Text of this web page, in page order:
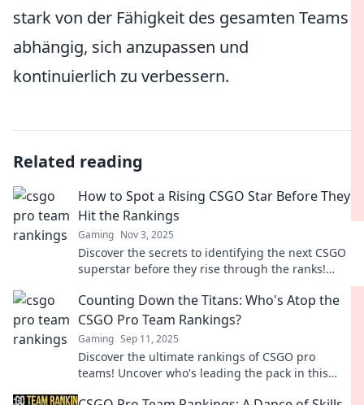
stark von der Fähigkeit des gesamten Teams
abhängig, sich anzupassen und
kontinuierlich zu verbessern.
Related reading
How to Spot a Rising CSGO Star Before They
Hit the Rankings
Gaming Nov 3, 2025
Discover the secrets to identifying the next CSGO
superstar before they rise through the ranks!
Counting Down the Titans: Who's Atop the
CSGO Pro Team Rankings?
Gaming Sep 11, 2025
Discover the ultimate rankings of CSGO pro
teams! Uncover who's leading the pack in this